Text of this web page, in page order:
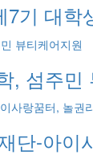
7기 대학
, 섬주
단-아이